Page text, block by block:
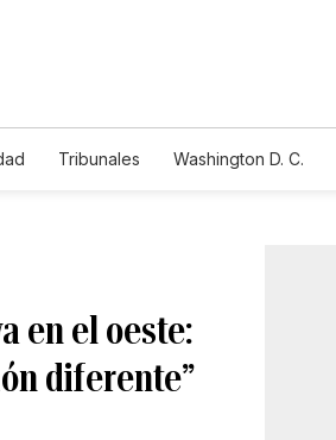
Tribunales Washington D. C.
en el oeste:
diferente”